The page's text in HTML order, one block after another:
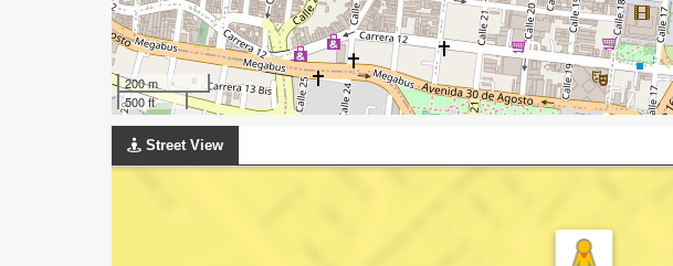
200 m
500 ft
Street View